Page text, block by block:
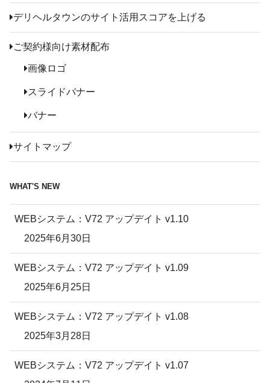
デリヘルタウンのサイト活用スコアを上げる
ご契約様向け素材配布
画像ロゴ
スライドバナー
バナー
サイトマップ
WHAT'S NEW
WEBシステム：V72 アップデイト v1.10
2025年6月30日
WEBシステム：V72 アップデイト v1.09
2025年6月25日
WEBシステム：V72 アップデイト v1.08
2025年3月28日
WEBシステム：V72 アップデイト v1.07